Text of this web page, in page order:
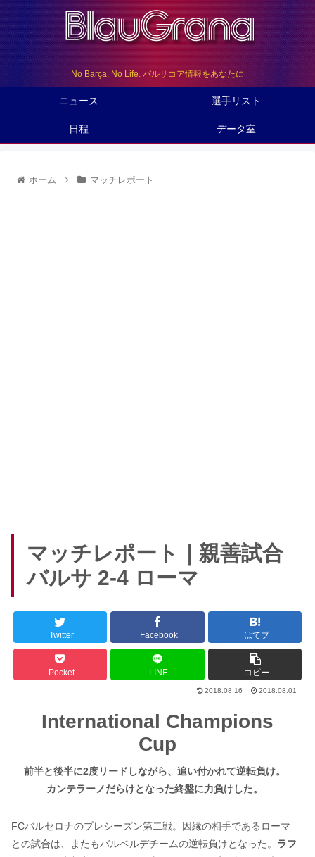
No Barça, No Life. バルサコア情報をあなたに
ニュース 選手リスト
日程 データ室
ホーム マッチレポート
マッチレポート｜親善試合
バルサ 2-4 ローマ
Twitter Facebook はてブ
Pocket LINE コピー
2018.08.16 2018.08.01
International Champions
Cup
前半と後半に2度リードしながら、追い付かれて逆転負け。
カンテラーノだらけとなった終盤に力負けした。
FCバルセロナのプレシーズン第二戦。因縁の相手であるローマ
との試合は、またもバルベルデチームの逆転負けとなった。 ラフ